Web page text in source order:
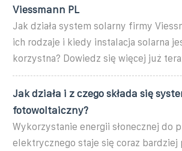
Viessmann PL
Jak działa system solarny firmy
ich rodzaje i kiedy instalacja solarna
korzystna? Dowiedz się więcej już
Jak działa i z czego składa się
fotowoltaiczny?
Wykorzystanie energii słonecznej do
elektrycznego staje się coraz bardziej